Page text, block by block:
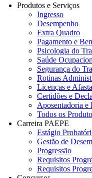
Produtos e Serviços
Ingresso
Desempenho
Extra Quadro
Pagamento e
Psicologia do
Saúde
Segurança do
Rotinas
Licenças e
Certidões e
Aposentadoria e
Todos os
Carreira PAEPE
Estágio
Gestão de
Progressão
Requisitos
Requisitos